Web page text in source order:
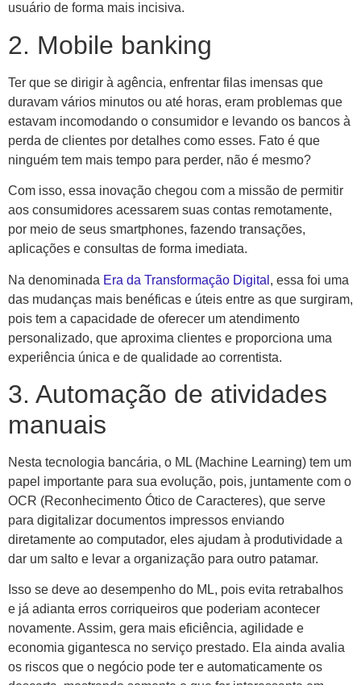
usuário de forma mais incisiva.
2. Mobile banking
Ter que se dirigir à agência, enfrentar filas imensas que
duravam vários minutos ou até horas, eram problemas que
estavam incomodando o consumidor e levando os bancos à
perda de clientes por detalhes como esses. Fato é que
ninguém tem mais tempo para perder, não é mesmo?
Com isso, essa inovação chegou com a missão de permitir
aos consumidores acessarem suas contas remotamente,
por meio de seus smartphones, fazendo transações,
aplicações e consultas de forma imediata.
Na denominada Era da Transformação Digital , essa foi uma
das mudanças mais benéficas e úteis entre as que surgiram,
pois tem a capacidade de oferecer um atendimento
personalizado, que aproxima clientes e proporciona uma
experiência única e de qualidade ao correntista.
3. Automação de atividades
manuais
Nesta tecnologia bancária, o ML (Machine Learning) tem um
papel importante para sua evolução, pois, juntamente com o
OCR (Reconhecimento Ótico de Caracteres), que serve
para digitalizar documentos impressos enviando
diretamente ao computador, eles ajudam à produtividade a
dar um salto e levar a organização para outro patamar.
Isso se deve ao desempenho do ML, pois evita retrabalhos
e já adianta erros corriqueiros que poderiam acontecer
novamente. Assim, gera mais eficiência, agilidade e
economia gigantesca no serviço prestado. Ela ainda avalia
os riscos que o negócio pode ter e automaticamente os